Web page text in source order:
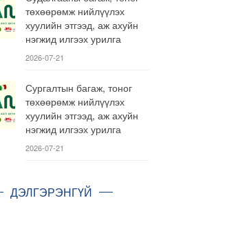
төхөөрөмж нийлүүлэх
хуулийн этгээд, аж ахуйн
нэгжид илгээх урилга
2026-07-21
Сургалтын багаж, тоног
төхөөрөмж нийлүүлэх
хуулийн этгээд, аж ахуйн
нэгжид илгээх урилга
2026-07-21
ДЭЛГЭРЭНГҮЙ